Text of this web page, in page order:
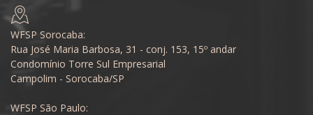
WFSP Sorocaba:
Rua José Maria Barbosa, 31 - conj. 153, 15º andar
Condomínio Torre Sul Empresarial
Campolim - Sorocaba/SP
WFSP São Paulo: